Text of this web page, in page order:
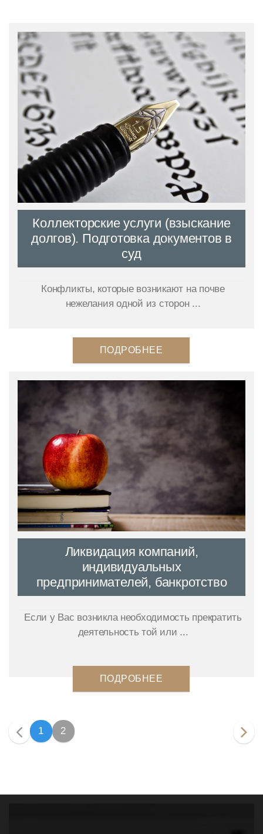
Коллекторские услуги (взыскание
долгов). Подготовка документов в
суд
Конфликты, которые возникают на почве
нежелания одной из сторон ...
ПОДРОБНЕЕ
Ликвидация компаний,
индивидуальных
предпринимателей, банкротство
Если у Вас возникла необходимость прекратить
деятельность той или ...
ПОДРОБНЕЕ
1 2
Ваше имя
Ваш телефон